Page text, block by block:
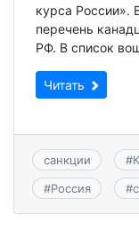
курса России».
перечень
РФ. В список
Читать
санкции #
#Россия #